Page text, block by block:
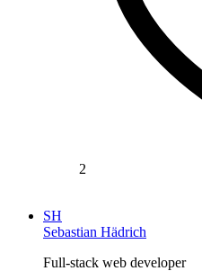
2
SH
Sebastian Hädrich
Full-stack web developer